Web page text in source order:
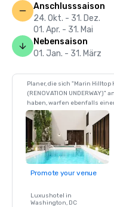
Anschlusssaison
24. Okt. - 31. Dez.
01. Apr. - 31. Mai
Nebensaison
01. Jan. - 31. März
Planer, die sich "Marin Hilltop
(RENOVATION UNDERWAY)"
haben, warfen ebenfalls
Promote your venue
Luxushotel in
Washington, DC